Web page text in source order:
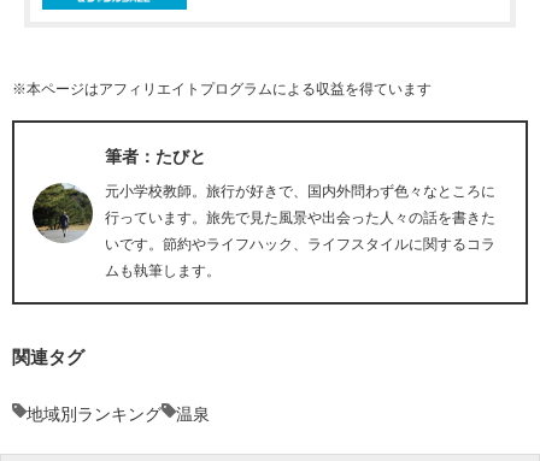
※本ページはアフィリエイトプログラムによる収益を得ています
筆者：たびと
元小学校教師。旅行が好きで、国内外問わず色々なところに
行っています。旅先で見た風景や出会った人々の話を書きた
いです。節約やライフハック、ライフスタイルに関するコラ
ムも執筆します。
関連タグ
地域別ランキング 温泉